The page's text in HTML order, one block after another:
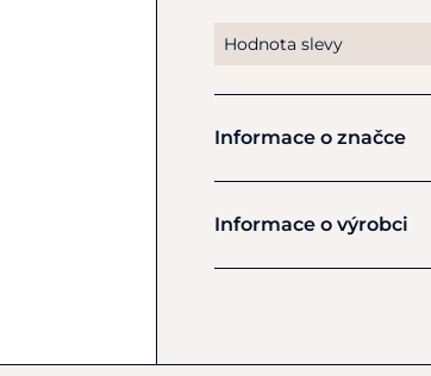
Hodnota slevy
Informace o značce
Metafora
Informace o výrobci
Praha